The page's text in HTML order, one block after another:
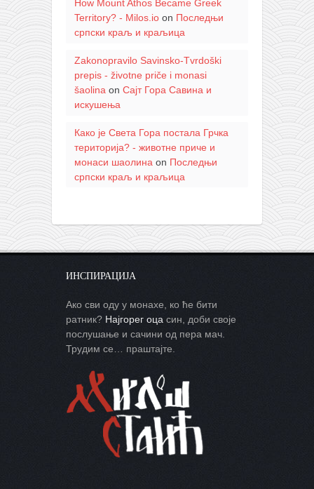
How Mount Athos Became Greek
Territory? - Milos.ioon Последњи
српски краљ и краљица
Zakonopravilo Savinsko-Tvrdoški
prepis - životne priče i monasi
šaolina on Сајт Гора Савина и
искушења
Како је Света Гора постала Грчка
територија? - животне приче и
монаси шаолина on Последњи
српски краљ и краљица
ИНСПИРАЦИЈА
Ако сви оду у монахе, ко ће бити
ратник? Најгорег оца син, доби своје
послушање и сачини од пера мач.
Трудим се… праштајте.